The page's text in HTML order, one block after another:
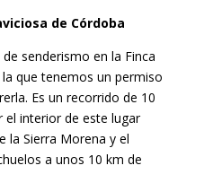
de Córdoba
senderismo en la Finca
que tenemos un permiso
Es un recorrido de 10
interior de este lugar
la Sierra Morena y el
a unos 10 km de